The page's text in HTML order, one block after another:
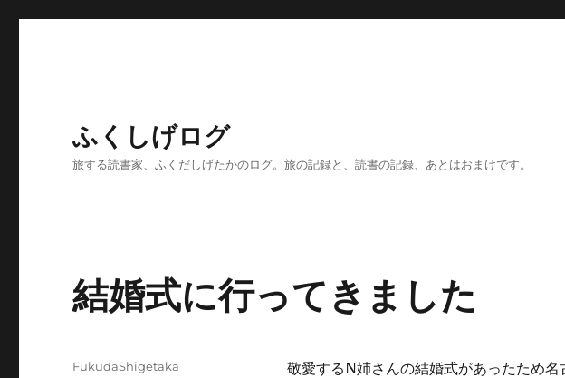
ふくしげログ
旅する読書家、ふくだしげたかのログ。旅の記録と、読書の記録、あとはおまけです。
結婚式に行ってきました
敬愛するN姉さんの結婚式があったため名
投
FukudaShigetaka